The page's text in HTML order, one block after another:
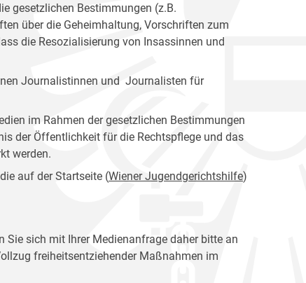
gesetzlichen Bestimmungen (z.B.
über die Geheimhaltung, Vorschriften zum
die Resozialisierung von Insassinnen und
Journalistinnen und Journalisten für
im Rahmen der gesetzlichen Bestimmungen
der Öffentlichkeit für die Rechtspflege und das
werden.
auf der Startseite (Wiener Jugendgerichtshilfe)
Sie sich mit Ihrer Medienanfrage daher bitte an
freiheitsentziehender Maßnahmen im